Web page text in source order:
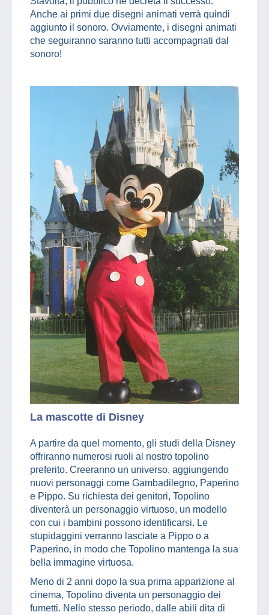
Anche ai primi due disegni animati verrà quindi
aggiunto il sonoro. Ovviamente, i disegni animati
che seguiranno saranno tutti accompagnati dal
sonoro!
La mascotte di Disney
A partire da quel momento, gli studi della Disney
offriranno numerosi ruoli al nostro topolino
preferito. Creeranno un universo, aggiungendo
nuovi personaggi come Gambadilegno, Paperino
e Pippo. Su richiesta dei genitori, Topolino
diventerà un personaggio virtuoso, un modello
con cui i bambini possono identificarsi. Le
stupidaggini verranno lasciate a Pippo o a
Paperino, in modo che Topolino mantenga la sua
bella immagine virtuosa.
Meno di 2 anni dopo la sua prima apparizione al
cinema, Topolino diventa un personaggio dei
fumetti. Nello stesso periodo, dalle abili dita di